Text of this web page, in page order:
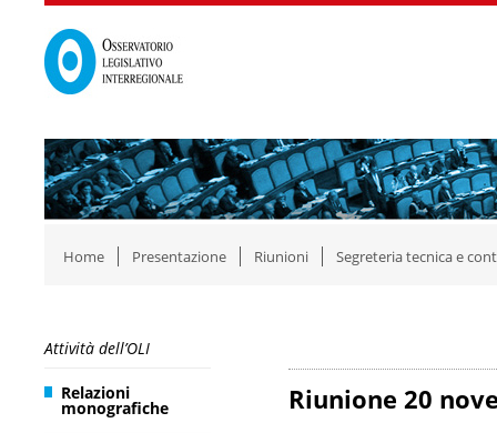
Home Presentazione Riunioni Segreteria tecnica e
Attività dell’OLI
Relazioni
monografiche Riunione 20